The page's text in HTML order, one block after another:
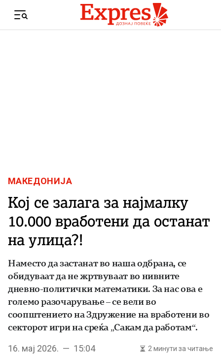
Menu
МАКЕДОНИЈА
Кој се залага за најмалку
10.000 вработени да останат
на улица?!
Наместо да застанат во наша одбрана, се
обидуваат да не жртвуваат во нивните
дневно-политички математики. За нас ова е
големо разочарување – се вели во
соопштението на Здружение на вработени во
секторот игри на среќа „Сакам да работам“.
16. мај 2026. — 15:04 2 минути за читање